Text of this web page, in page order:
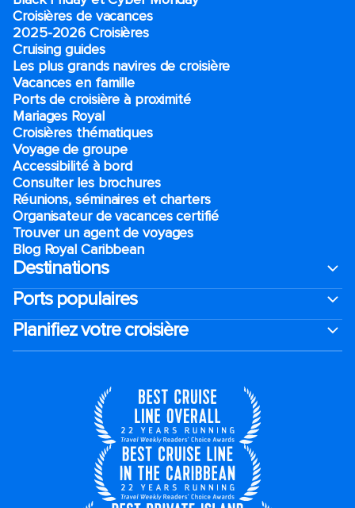
Croisières de vacances
2025-2026 Croisières
Cruising guides
Les plus grands navires de croisière
Vacances en famille
Ports de croisière à proximité
Mariages Royal
Croisières thématiques
Voyage de groupe​
Accessibilité à bord​
Consulter les brochures
Réunions, séminaires et charters
Organisateur de vacances certifié
Trouver un agent de voyages
Blog Royal Caribbean
Destinations
Ports populaires
Planifiez votre croisière